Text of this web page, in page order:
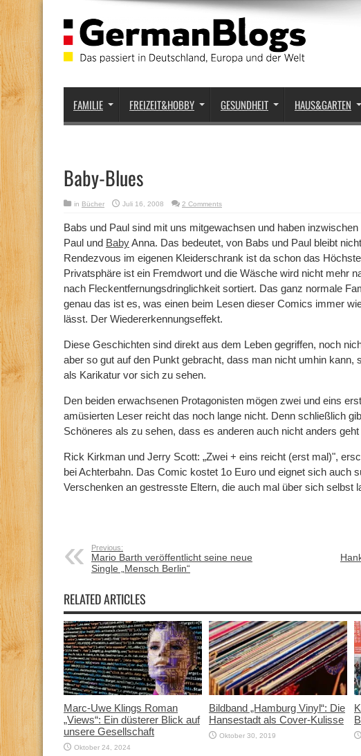
FAMILIE FREIZEIT&HOBBY GESUNDHEIT HAUS&GARTEN
Baby-Blues
in Bücher Juli 16, 2008 2 Comments
Babs und Paul sind mit uns mitgewachsen und haben inzwischen
Paul und BabyAnna. Das bedeutet, von Babs und Paul bleibt
Rendezvous im eigenen Kleiderschrank ist da schon das
Privatsphäre ist ein Fremdwort und die Wäsche wird nicht mehr
nach Fleckentfernungsdringlichkeit sortiert. Das ganz normale
genau das ist es, was einen beim Lesen dieser Comics immer
lässt. Der Wiedererkennungseffekt.
Diese Geschichten sind direkt aus dem Leben gegriffen, noch
aber so gut auf den Punkt gebracht, dass man nicht umhin kann,
als Karikatur vor sich zu sehen.
Den beiden erwachsenen Protagonisten mögen zwei und eins
amüsierten Leser reicht das noch lange nicht. Denn schließlich
Schöneres als zu sehen, dass es anderen auch nicht anders
Rick Kirkman und Jerry Scott: „Zwei + eins reicht (erst mal)",
bei Achterbahn. Das Comic kostet 1o Euro und eignet sich auch
Verschenken an gestresste Eltern, die auch mal über sich selbst
Previous:
Mario Barth veröffentlicht seine neue
Single „Mensch Berlin“
RELATED ARTICLES
Marc-Uwe Klings Roman
„Views“: Ein düsterer Blick auf
unsere Gesellschaft
Oktober 24, 2024
Bildband „Hamburg Vinyl“: Die
Hansestadt als Cover-Kulisse
Oktober 30, 2019